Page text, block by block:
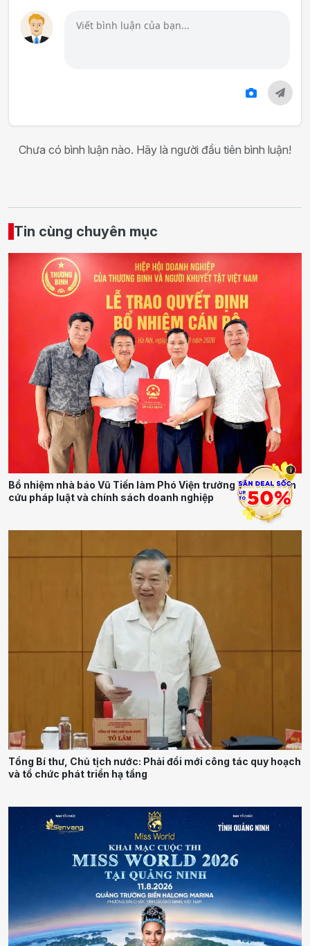
Chưa có bình luận nào. Hãy là người đầu tiên bình luận!
Tin cùng chuyên mục
Bổ nhiệm nhà báo Vũ Tiến làm Phó Viện trưởng Viện Nghiên
cứu pháp luật và chính sách doanh nghiệp
Tổng Bí thư, Chủ tịch nước: Phải đổi mới công tác quy hoạch
và tổ chức phát triển hạ tầng
i